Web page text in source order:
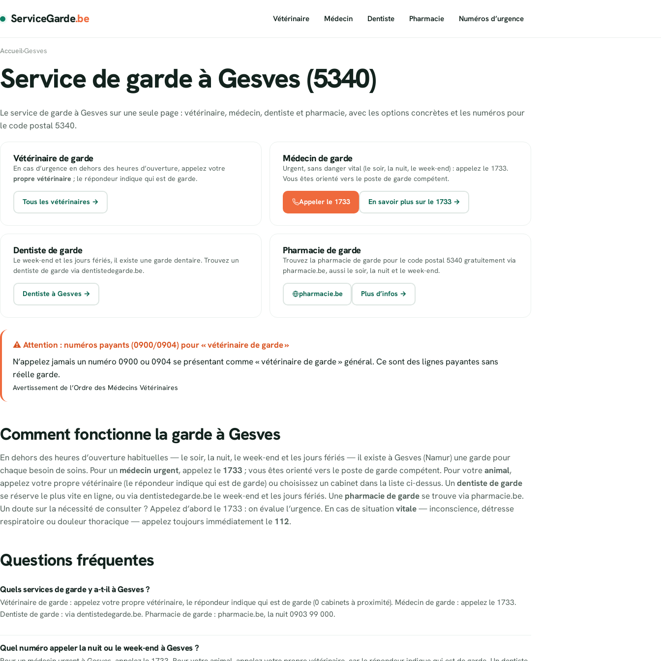
ServiceGarde.be Vétérinaire Médecin Dentiste Pharmacie Numéros d’urgence
Accueil›Gesves
Service de garde à Gesves (5340)
Le service de garde à Gesves sur une seule page : vétérinaire, médecin, dentiste et pharmacie, avec les options concrètes et les numéros pour
le code postal 5340.
Vétérinaire de garde
En cas d’urgence en dehors des heures d’ouverture, appelez votre
propre vétérinaire ; le répondeur indique qui est de garde.
Tous les vétérinaires →
Médecin de garde
Urgent, sans danger vital (le soir, la nuit, le week-end) : appelez le 1733.
Vous êtes orienté vers le poste de garde compétent.
Appeler le 1733 En savoir plus sur le 1733 →
Dentiste de garde
Le week-end et les jours fériés, il existe une garde dentaire. Trouvez un
dentiste de garde via dentistedegarde.be.
Dentiste à Gesves →
Pharmacie de garde
Trouvez la pharmacie de garde pour le code postal 5340 gratuitement via
pharmacie.be, aussi le soir, la nuit et le week-end.
pharmacie.be Plus d’infos →
⚠ Attention : numéros payants (0900/0904) pour « vétérinaire de garde »
N’appelez jamais un numéro 0900 ou 0904 se présentant comme « vétérinaire de garde » général. Ce sont des lignes payantes sans
réelle garde.
Avertissement de l’Ordre des Médecins Vétérinaires
Comment fonctionne la garde à Gesves
En dehors des heures d’ouverture habituelles — le soir, la nuit, le week-end et les jours fériés — il existe à Gesves (Namur) une garde pour
chaque besoin de soins. Pour un médecin urgent, appelez le 1733 ; vous êtes orienté vers le poste de garde compétent. Pour votreanimal,
appelez votre propre vétérinaire (le répondeur indique qui est de garde) ou choisissez un cabinet dans la liste ci-dessus. Undentiste de garde
se réserve le plus vite en ligne, ou via dentistedegarde.be le week-end et les jours fériés. Une pharmacie de gardese trouve via pharmacie.be.
Un doute sur la nécessité de consulter ? Appelez d’abord le 1733 : on évalue l’urgence. En cas de situationvitale— inconscience, détresse
respiratoire ou douleur thoracique — appelez toujours immédiatement le 112.
Questions fréquentes
Quels services de garde y a-t-il à Gesves ?
Vétérinaire de garde : appelez votre propre vétérinaire, le répondeur indique qui est de garde (0 cabinets à proximité). Médecin de garde : appelez le 1733.
Dentiste de garde : via dentistedegarde.be. Pharmacie de garde : pharmacie.be, la nuit 0903 99 000.
Quel numéro appeler la nuit ou le week-end à Gesves ?